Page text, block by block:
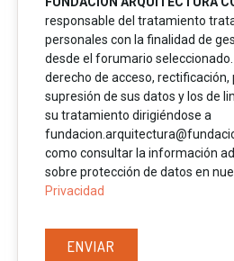
responsable del tratamiento
personales con la finalidad de
desde el forumario
derecho de acceso, rectificación,
supresión de sus datos y los de
su tratamiento dirigiéndose a
como consultar la información
sobre protección de datos en
Privacidad
ENVIAR